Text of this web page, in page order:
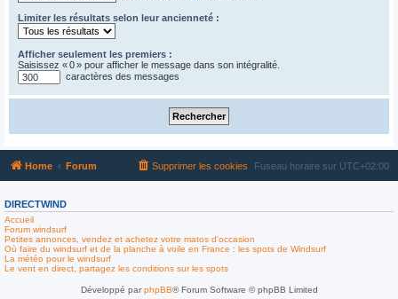
Limiter les résultats selon leur ancienneté :
Afficher seulement les premiers :
Saisissez « 0 » pour afficher le message dans son intégralité.
caractères des messages
Home Forum Fuseau horaire sur UTC+02:00
Supprimer les cookies
DIRECTWIND
Accueil
Forum windsurf
Petites annonces, vendez et achetez votre matos d'occasion
Où faire du windsurf et de la planche à voile en France : les spots de Windsurf
La météo pour le windsurf
Le vent en direct, partagez les conditions sur les spots
Développé parphpBB® Forum Software © phpBB Limited